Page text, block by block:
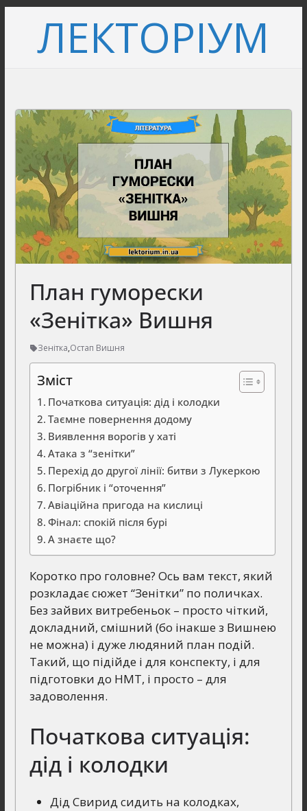
вмістуЛЕКТОРІУМ
План гуморески
«Зенітка» Вишня
Зенітка,Остап Вишня
Зміст
Початкова ситуація: дід і колодки
Таємне повернення додому
Виявлення ворогів у хаті
Атака з “зенітки”
Перехід до другої лінії: битви з Лукеркою
Погрібник і “оточення”
Авіаційна пригода на кислиці
Фінал: спокій після бурі
А знаєте що?
Коротко про головне? Ось вам текст, який
розкладає сюжет “Зенітки” по поличках.
Без зайвих витребеньок – просто чіткий,
докладний, смішний (бо інакше з Вишнею
не можна) і дуже людяний план подій.
Такий, що підійде і для конспекту, і для
підготовки до НМТ, і просто – для
задоволення.
Початкова ситуація:
дід і колодки
Дід Свирид сидить на колодках,